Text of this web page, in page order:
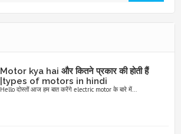
Motor kya hai और कितने प्रकार की होती हैं
|types of motors in hindi
Hello दोस्तों आज हम बात करेंगे electric motor के बारे में...